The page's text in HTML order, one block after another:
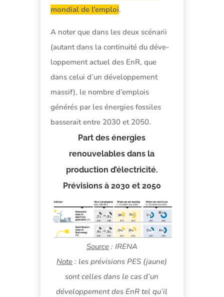
mondial de l’emploi.
A noter que dans les deux scénarii
(autant dans la continuité du déve-
loppement actuel des EnR, que
dans celui d’un développement
massif), le nombre d’emplois
générés par les énergies fossiles
basserait entre 2030 et 2050.
Part des énergies
renouvelables dans la
production d’électricité.
Prévisions à 2030 et 2050
Source: IRENA
Note : les prévisions PES (jaune)
sont celles dans le cas d’un
développement des EnR tel qu’il